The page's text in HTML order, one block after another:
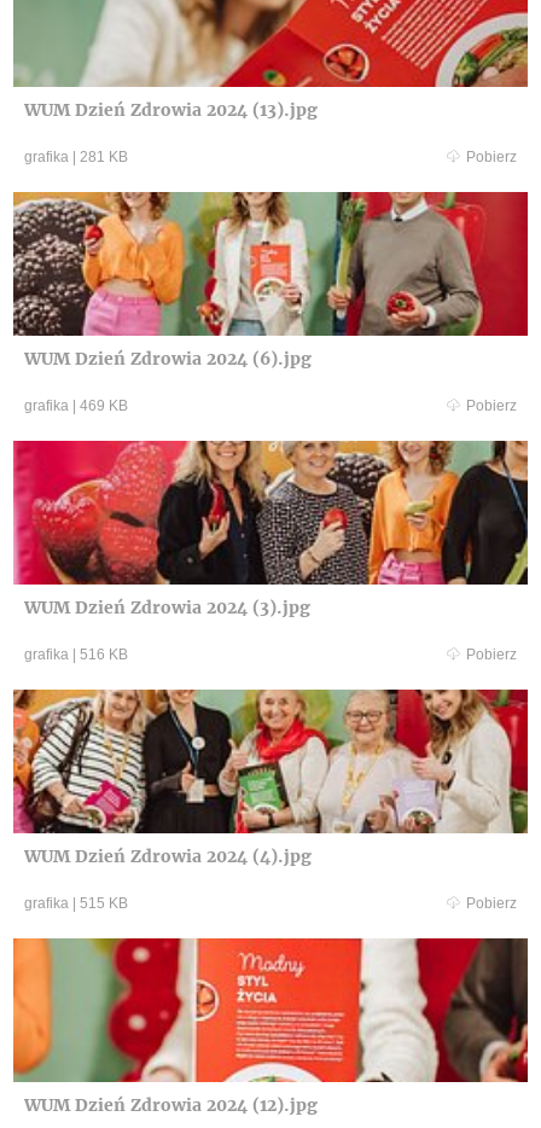
WUM Dzień Zdrowia 2024 (13).jpg
grafika 281 KB Pobierz
WUM Dzień Zdrowia 2024 (6).jpg
grafika 469 KB Pobierz
WUM Dzień Zdrowia 2024 (3).jpg
grafika 516 KB Pobierz
WUM Dzień Zdrowia 2024 (4).jpg
grafika 515 KB Pobierz
WUM Dzień Zdrowia 2024 (12).jpg